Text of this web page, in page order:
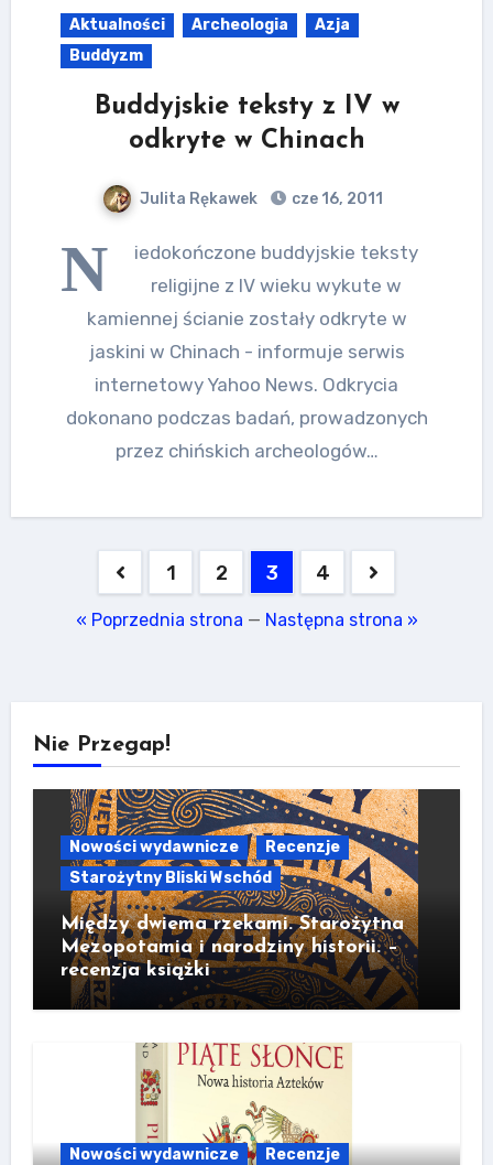
Aktualności Archeologia
Azja
Buddyzm
Buddyjskie teksty z IV w
odkryte w Chinach
Julita Rękawek cze 16, 2011
N
iedokończone buddyjskie teksty
religijne z IV wieku wykute w
kamiennej ścianie zostały odkryte w
jaskini w Chinach - informuje serwis
internetowy Yahoo News. Odkrycia
dokonano podczas badań, prowadzonych
przez chińskich archeologów…
Stronicowanie
wpisów
1 2 3 4
« Poprzednia strona — Następna strona »
Nie Przegap!
Nowości wydawnicze
Recenzje
Starożytny Bliski Wschód
Między dwiema rzekami. Starożytna
Mezopotamia i narodziny historii. –
recenzja książki
Nowości wydawnicze Recenzje